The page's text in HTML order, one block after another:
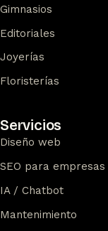
Gimnasios
Editoriales
Joyerías
Floristerías
Servicios
Diseño web
SEO para empresas
IA / Chatbot
Mantenimiento